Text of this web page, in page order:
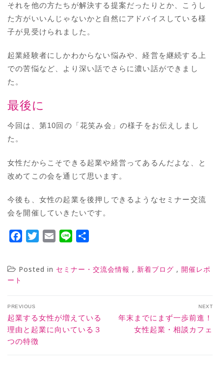
それを他の方たちが解決する提案だったりとか、こうし
た方がいいんじゃないかと自然にアドバイスしている様
子が見受けられました。
起業経験者にしかわからない悩みや、経営を継続する上
での苦悩など、より深い話でさらに濃い話ができまし
た。
最後に
今回は、第10回の「花笑み会」の様子をお伝えしまし
た。
女性だからこそできる起業や経営ってあるんだよな、と
改めてこの会を通じて思います。
今後も、女性の起業を後押しできるようなセミナー交流
会を開催していきたいです。
Facebook
TwitterEmail Line
Posted in セミナー・交流会情報 , 新着ブログ , 開催レポ
ート
PREVIOUS
起業する女性が増えている
理由と起業に向いている３
つの特徴
NEXT
年末までにまず一歩前進！
女性起業・相談カフェ